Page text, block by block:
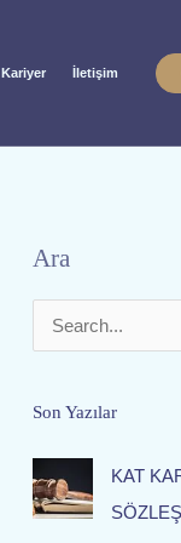
Kariyer İletişim
Ara
a
c
h
Son Yazılar
KAT